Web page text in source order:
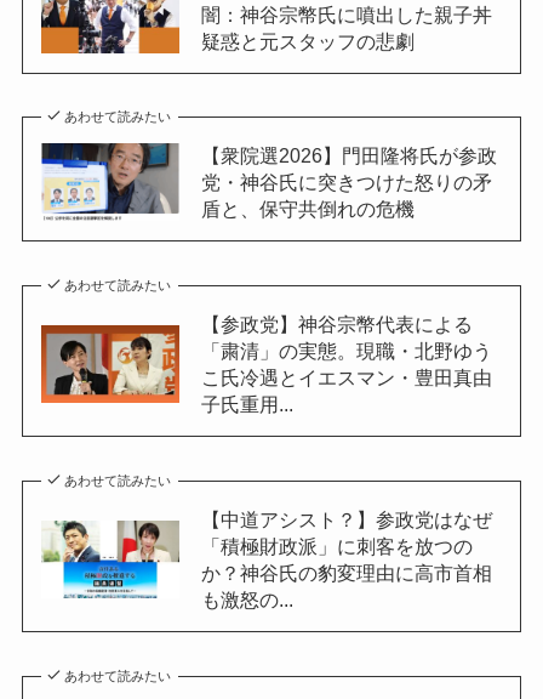
闇：神谷宗幣氏に噴出した親子丼
疑惑と元スタッフの悲劇
あわせて読みたい
【衆院選2026】門田隆将氏が参政
党・神谷氏に突きつけた怒りの矛
盾と、保守共倒れの危機
あわせて読みたい
【参政党】神谷宗幣代表による
「粛清」の実態。現職・北野ゆう
こ氏冷遇とイエスマン・豊田真由
子氏重用...
あわせて読みたい
【中道アシスト？】参政党はなぜ
「積極財政派」に刺客を放つの
か？神谷氏の豹変理由に高市首相
も激怒の...
あわせて読みたい